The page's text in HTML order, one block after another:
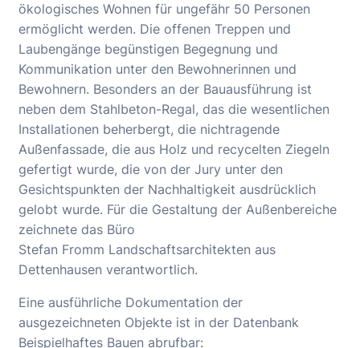
ökologisches Wohnen für ungefähr 50 Personen
ermöglicht werden. Die offenen Treppen und
Laubengänge begünstigen Begegnung und
Kommunikation unter den Bewohnerinnen und
Bewohnern. Besonders an der Bauausführung ist
neben dem Stahlbeton-Regal, das die wesentlichen
Installationen beherbergt, die nichtragende
Außenfassade, die aus Holz und recycelten Ziegeln
gefertigt wurde, die von der Jury unter den
Gesichtspunkten der Nachhaltigkeit ausdrücklich
gelobt wurde. Für die Gestaltung der Außenbereiche
zeichnete das Büro
Stefan Fromm Landschaftsarchitekten aus
Dettenhausen verantwortlich.
Eine ausführliche Dokumentation der
ausgezeichneten Objekte ist in der Datenbank
Beispielhaftes Bauen abrufbar: